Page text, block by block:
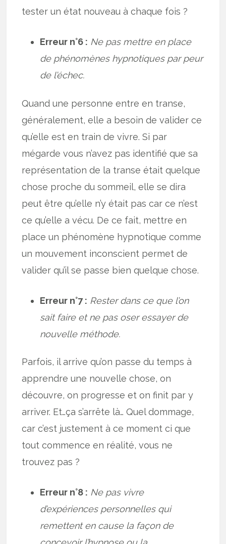
tester un état nouveau à chaque fois ?
Erreur n°6 : Ne pas mettre en place
de phénomènes hypnotiques par peur
de l’échec.
Quand une personne entre en transe,
généralement, elle a besoin de valider ce
qu’elle est en train de vivre. Si par
mégarde vous n’avez pas identifié que sa
représentation de la transe était quelque
chose proche du sommeil, elle se dira
peut être qu’elle n’y était pas car ce n’est
ce qu’elle a vécu. De ce fait, mettre en
place un phénomène hypnotique comme
un mouvement inconscient permet de
valider qu’il se passe bien quelque chose.
Erreur n°7 : Rester dans ce que l’on
sait faire et ne pas oser essayer de
nouvelle méthode.
Parfois, il arrive qu’on passe du temps à
apprendre une nouvelle chose, on
découvre, on progresse et on finit par y
arriver. Et…ça s’arrête là… Quel dommage,
car c’est justement à ce moment ci que
tout commence en réalité, vous ne
trouvez pas ?
Erreur n°8 : Ne pas vivre
d’expériences personnelles qui
remettent en cause la façon de